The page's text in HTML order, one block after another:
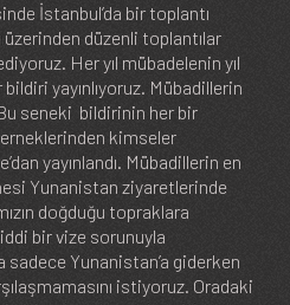
İstanbul’da bir toplantı
düzenli toplantılar
Her yıl mübadelenin yıl
yayınlıyoruz. Mübadillerin
seneki bildirinin her bir
kimseler
yayınlandı. Mübadillerin en
Yunanistan ziyaretlerinde
doğduğu topraklara
bir vize sorunuyla
sadece Yunanistan’a giderken
istiyoruz. Oradaki